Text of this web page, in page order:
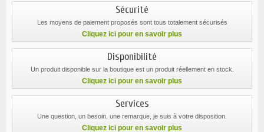
Sécurité
Les moyens de paiement proposés sont tous totalement sécurisés
Cliquez ici pour en savoir plus
Disponibilité
Un produit disponible sur la boutique est un produit réellement en stock.
Cliquez ici pour en savoir plus
Services
Une question, un besoin, une remarque, je suis à votre disposition.
Cliquez ici pour en savoir plus